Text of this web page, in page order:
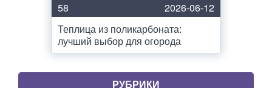
58
2026-06-12
Теплица из поликарбоната:
лучший выбор для огорода
РУБРИКИ